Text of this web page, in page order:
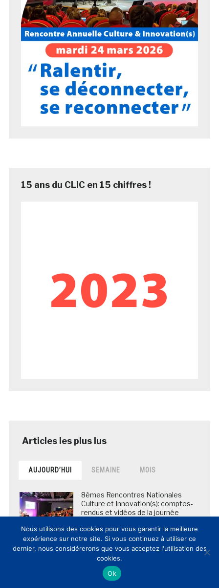
15 ans du CLIC en 15 chiffres !
AUJOURD’HUI SEMAINE MOIS
8èmes Rencontres Nationales
Culture et Innovation(s): comptes-
rendus et vidéos de la journée
La BNF envoie en Chine les copies
numériques de plus de 5 000
manuscrits des grottes de
Nous utilisons des cookies pour vous garantir la meilleure
expérience sur notre site. Si vous continuez à utiliser ce
dernier, nous considérerons que vous acceptez l'utilisation des
cookies.
Ok